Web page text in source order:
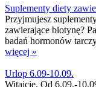
Suplementy diety
Przyjmujesz
zawierające biotynę?
badań hormonów
więcej »
Urlop 6.09-10.09.
Witajcie, Od 6.09.-